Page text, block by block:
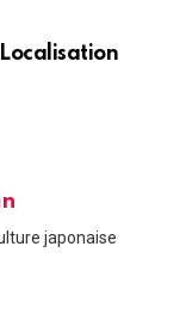
japonaise